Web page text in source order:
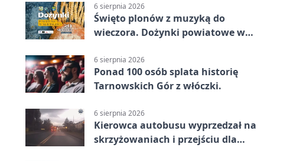
6 sierpnia 2026
Święto plonów z muzyką do
wieczora. Dożynki powiatowe w
6 sierpnia 2026
Ponad 100 osób splata historię
Tarnowskich Gór z włóczki.
6 sierpnia 2026
Kierowca autobusu wyprzedzał na
skrzyżowaniach i przejściu dla